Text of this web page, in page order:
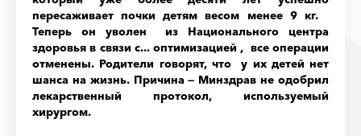
пересаживает почки детям весом менее 9 кг.
Теперь он уволен из Национального центра
здоровья в связи с... оптимизацией , все операции
отменены. Родители говорят, что у их детей нет
шанса на жизнь. Причина — Минздрав не одобрил
лекарственный протокол, используемый
хирургом.